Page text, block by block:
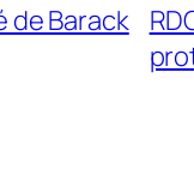
de Barack